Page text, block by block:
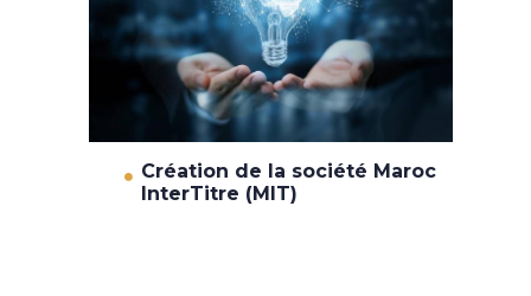
Création de la société Maroc
InterTitre (MIT)